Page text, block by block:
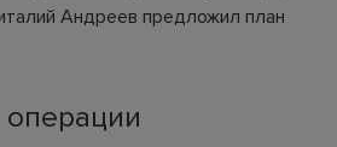
Андреев предложил план